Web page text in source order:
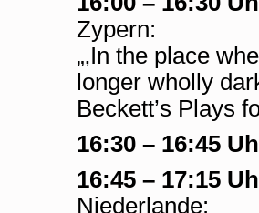
Zypern:
„‚In the place
longer wholly
Beckett’s Plays
16:30 – 16:45
16:45 – 17:15
Niederlande: